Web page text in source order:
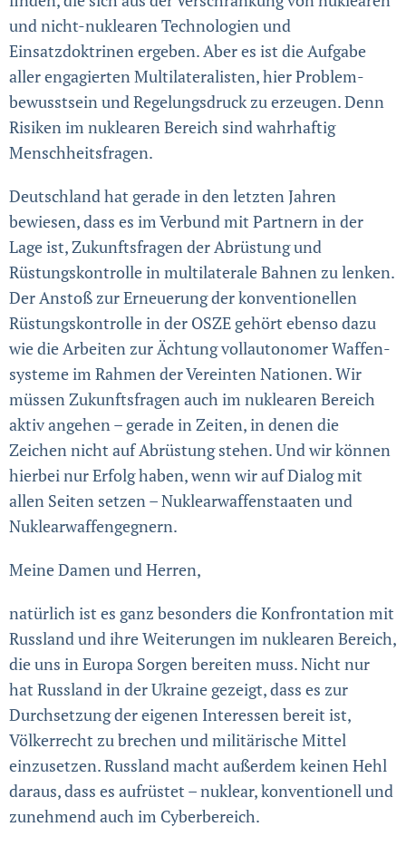
und nicht-nuklearen Technologien und
Einsatzdoktrinen erge­ben. Aber es ist die Aufgabe
aller engagierten Multi­latera­lis­ten, hier Problem­
bewusstsein und Regelungs­druck zu erzeugen. Denn
Risiken im nuklearen Bereich sind wahrhaftig
Mensch­heitsfragen.
Deutschland hat gerade in den letzten Jahren
bewiesen, dass es im Verbund mit Partnern in der
Lage ist, Zukunftsfragen der Abrüstung und
Rüstungs­kontrolle in multilaterale Bahnen zu lenken.
Der Anstoß zur Erneuerung der konventionellen
Rüstungskontrolle in der OSZE gehört ebenso dazu
wie die Arbeiten zur Ächtung vollautonomer Waffen­
systeme im Rahmen der Vereinten Nationen. Wir
müssen Zukunfts­fragen auch im nuklearen Bereich
aktiv angehen – gerade in Zeiten, in denen die
Zeichen nicht auf Abrüstung stehen. Und wir können
hierbei nur Erfolg haben, wenn wir auf Dialog mit
allen Seiten setzen – Nuklearwaffenstaaten und
Nuklearwaffengegnern.
Meine Damen und Herren,
natürlich ist es ganz besonders die Konfron­tation mit
Russland und ihre Weiterungen im nuklearen Bereich,
die uns in Europa Sorgen bereiten muss. Nicht nur
hat Russland in der Ukraine gezeigt, dass es zur
Durchsetzung der eigenen Interessen bereit ist,
Völkerrecht zu brechen und militärische Mittel
einzusetzen. Russland macht außerdem keinen Hehl
daraus, dass es aufrüstet – nuklear, konventionell und
zunehmend auch im Cyberbereich.